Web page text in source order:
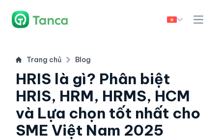
Trang chủ Blog
HRIS là gì? Phân biệt
HRIS, HRM, HRMS, HCM
và Lựa chọn tốt nhất cho
SME Việt Nam 2025